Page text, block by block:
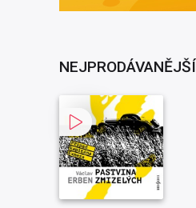
NEJPRODÁVANĚJŠÍ